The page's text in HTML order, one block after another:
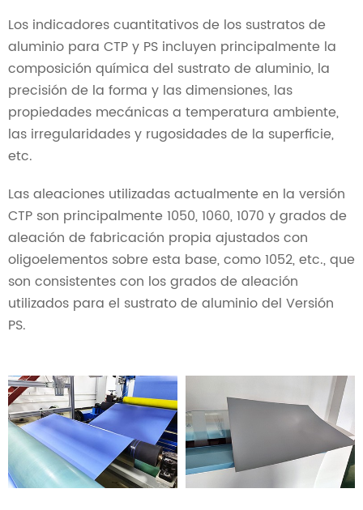
Los indicadores cuantitativos de los sustratos de
aluminio para CTP y PS incluyen principalmente la
composición química del sustrato de aluminio, la
precisión de la forma y las dimensiones, las
propiedades mecánicas a temperatura ambiente,
las irregularidades y rugosidades de la superficie,
etc.
Las aleaciones utilizadas actualmente en la versión
CTP son principalmente 1050, 1060, 1070 y grados de
aleación de fabricación propia ajustados con
oligoelementos sobre esta base, como 1052, etc., que
son consistentes con los grados de aleación
utilizados para el sustrato de aluminio del Versión
PS.